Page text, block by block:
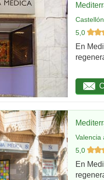
5,0
En
Valencia
5,0
En